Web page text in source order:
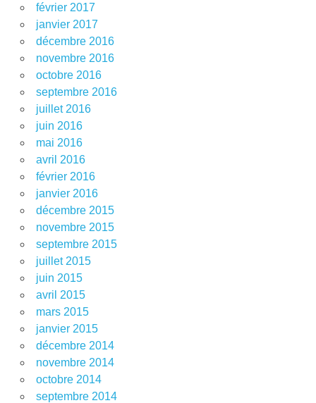
février 2017
janvier 2017
décembre 2016
novembre 2016
octobre 2016
septembre 2016
juillet 2016
juin 2016
mai 2016
avril 2016
février 2016
janvier 2016
décembre 2015
novembre 2015
septembre 2015
juillet 2015
juin 2015
avril 2015
mars 2015
janvier 2015
décembre 2014
novembre 2014
octobre 2014
septembre 2014